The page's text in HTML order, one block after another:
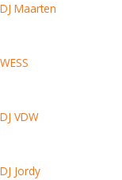
DJ Maarten
WESS
DJ VDW
DJ Jordy